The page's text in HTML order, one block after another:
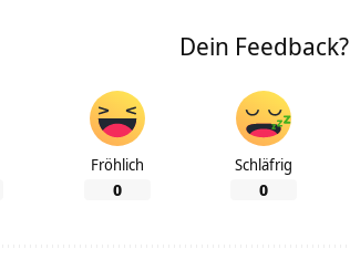
Dein Feedback?
Fröhlich
0
Schläfrig
0